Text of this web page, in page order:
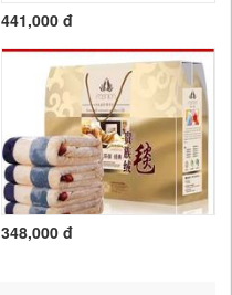
441,000 đ
348,000 đ